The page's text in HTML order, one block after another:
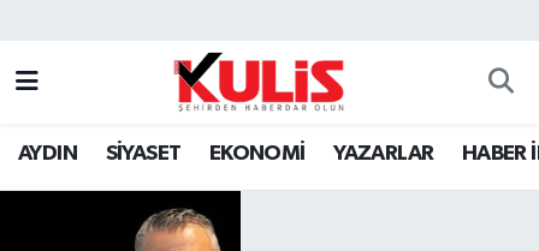
AYDIN SİYASET EKONOMİ YAZARLAR HABER